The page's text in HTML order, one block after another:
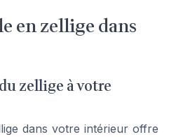
en zellige dans
zellige à votre
dans votre intérieur offre